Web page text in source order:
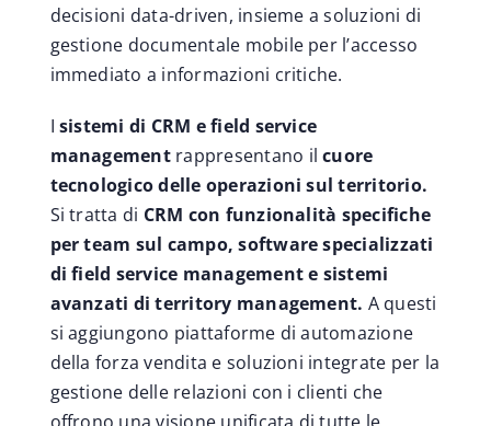
decisioni data-driven, insieme a soluzioni di
gestione documentale mobile per l’accesso
immediato a informazioni critiche.
I sistemi di CRM e field service
managementrappresentano ilcuore
tecnologico delle operazioni sul territorio.
Si tratta di CRM con funzionalità specifiche
per team sul campo, software specializzati
di field service management e sistemi
avanzati di territory management. A questi
si aggiungono piattaforme di automazione
della forza vendita e soluzioni integrate per la
gestione delle relazioni con i clienti che